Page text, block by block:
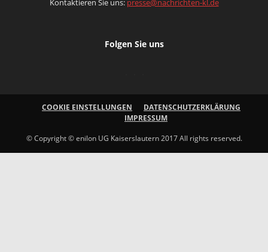
Kontaktieren Sie uns: presse@nachrichten-kl.de
Folgen Sie uns
COOKIE EINSTELLUNGEN
DATENSCHUTZERKLÄRUNG
IMPRESSUM
© Copyright © enilon UG Kaiserslautern 2017 All rights reserved.